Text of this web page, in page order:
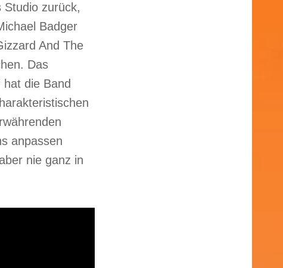
Studio zurück,
Badger
And The
Das
die Band
anpassen
nie ganz in